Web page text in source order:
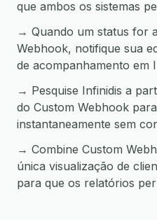
que ambos os sistemas
→ Quando um status for
Webhook, notifique sua
de acompanhamento em
→ Pesquise Infinidis a
do Custom Webhook
instantaneamente sem
→ Combine Custom
única visualização de
para que os relatórios